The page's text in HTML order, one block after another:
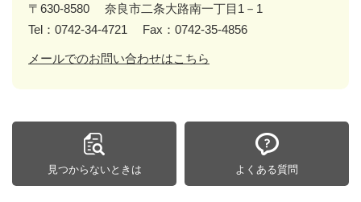
〒630-8580
奈良市二条大路南一丁目1－1
Tel：0742-34-4721
Fax：0742-35-4856
メールでのお問い合わせはこちら
見つからないときは よくある質問